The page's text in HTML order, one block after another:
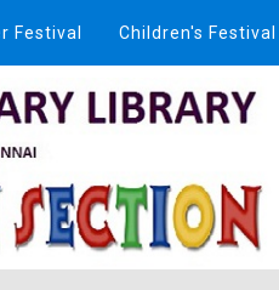
Festival Children's Festival